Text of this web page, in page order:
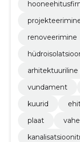
renoveerimine
vundament
kuurid
plaat